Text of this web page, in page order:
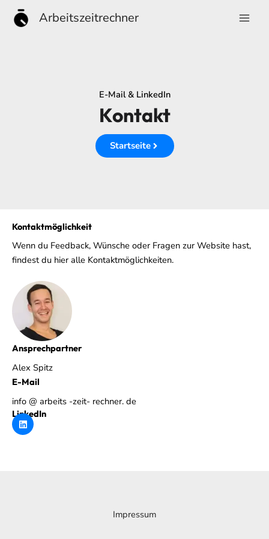
Inhalt
Arbeitszeitrechner
E-Mail & LinkedIn
Kontakt
Startseite
Kontaktmöglichkeit
Wenn du Feedback, Wünsche oder Fragen zur Website hast,
findest du hier alle Kontaktmöglichkeiten.
Ansprechpartner
Alex Spitz
E-Mail
info @ arbeits -zeit- rechner. de
LinkedIn
L
i
n
Impressum